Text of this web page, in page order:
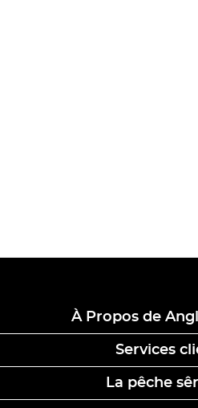
À Propos de
Services
La pêche